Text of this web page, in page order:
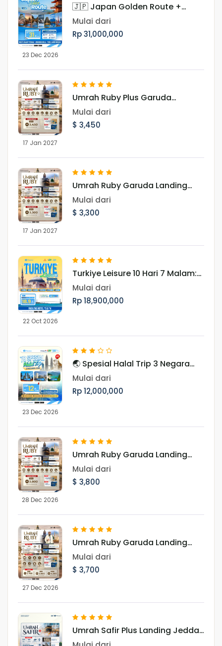
23 Dec 2026
🇯🇵 Japan Golden Route +
Shirakawago Periode Libur Akhir
Tahun
Mulai dari
Rp 31,000,000
17 Jan 2027
Umrah Ruby Plus Garuda
Landing Madinah 17 Januari
2027
Mulai dari
$ 3,450
17 Jan 2027
Umrah Ruby Garuda Landing
Madinah 17 Januari 2027
Mulai dari
$ 3,300
22 Oct 2026
Turkiye Leisure 10 Hari 7 Malam:
Jelajahi Pesona Turki Periode 22
Oktober 2026
Mulai dari
Rp 18,900,000
23 Dec 2026
🌏 Spesial Halal Trip 3 Negara
Asia Periode Libur Akhir Tahun
Mulai dari
Rp 12,000,000
28 Dec 2026
Umrah Ruby Garuda Landing
Jeddah 28 Desember 2026
Mulai dari
$ 3,800
27 Dec 2026
Umrah Ruby Garuda Landing
Jeddah 27 Desember 2026
Mulai dari
$ 3,700
Umrah Safir Plus Landing Jeddah
14 Agustus 2026